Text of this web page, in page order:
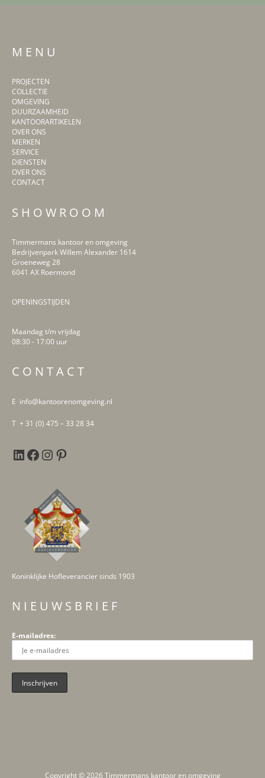
M E N U
PROJECTEN
COLLECTIE
OMGEVING
DUURZAAMHEID
KANTOORARTIKELEN
OVER ONS
MERKEN
SERVICE
DIENSTEN
OVER ONS
CONTACT
S H O W R O O M
Timmermans kantoor en omgeving
Bedrijvenpark Willem Alexander 1614
Groeneweg 28
6041 AX Roermond
OPENINGSTIJDEN
Maandag t/m vrijdag
08:30 - 17:00 uur
C O N T A C T
E info@kantoorenomgeving.nl
T + 31 (0) 475 – 33 28 34
LinkedIn
Facebook
Instagram
Pinterest
Koninklijke Hofleverancier sinds 1903
N I E U W S B R I E F
E-mailadres:
Copyright © 2026 Timmermans kantoor en omgeving